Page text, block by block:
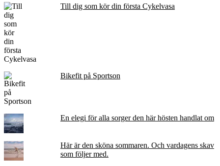
Till dig som kör din första Cykelvasa
Bikefit på Sportson
En elegi för alla sorger den här hösten handlat om
Här är den sköna sommaren. Och vardagens skav
som följer med.